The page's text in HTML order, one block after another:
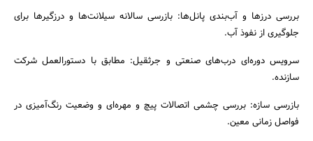
بررسی درزها و آب‌بندی پانل‌ها: بازرسی سالانه سیلانت‌ها و درزگیرها برای
جلوگیری از نفوذ آب.
سرویس دوره‌ای درب‌های صنعتی و جرثقیل: مطابق با دستورالعمل شرکت
سازنده.
بازرسی سازه: بررسی چشمی اتصالات پیچ و مهره‌ای و وضعیت رنگ‌آمیزی در
فواصل زمانی معین.